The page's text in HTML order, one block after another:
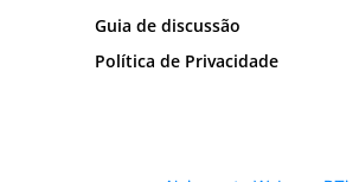
Guia de discussão
Política de Privacidade